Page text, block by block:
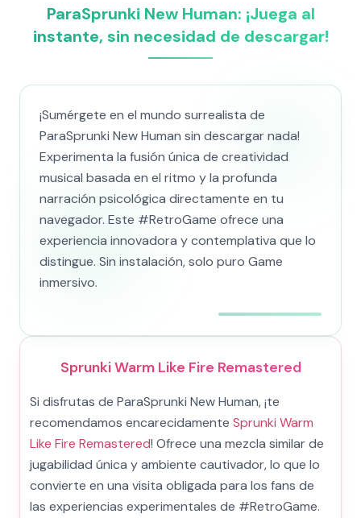
ParaSprunki New Human: ¡Juega al
instante, sin necesidad de descargar!
¡Sumérgete en el mundo surrealista de
ParaSprunki New Human sin descargar nada!
Experimenta la fusión única de creatividad
musical basada en el ritmo y la profunda
narración psicológica directamente en tu
navegador. Este #RetroGame ofrece una
experiencia innovadora y contemplativa que lo
distingue. Sin instalación, solo puro Game
inmersivo.
Sprunki Warm Like Fire Remastered
Si disfrutas de ParaSprunki New Human, ¡te
recomendamos encarecidamente Sprunki Warm
Like Fire Remastered! Ofrece una mezcla similar de
jugabilidad única y ambiente cautivador, lo que lo
convierte en una visita obligada para los fans de
las experiencias experimentales de #RetroGame.